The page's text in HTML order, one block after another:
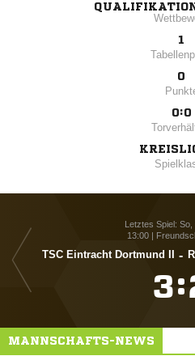
1
0
0:0
Letztes Spiel:
13:00 |
TSC Eintracht Dortmund II -
:
MANNSCHAFTS-NEWS